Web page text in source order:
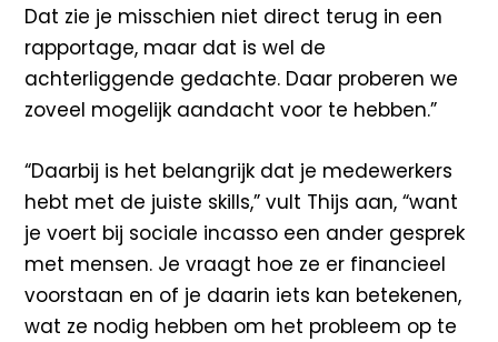
Dat zie je misschien niet direct terug in een
rapportage, maar dat is wel de
achterliggende gedachte. Daar proberen we
zoveel mogelijk aandacht voor te hebben.”
“Daarbij is het belangrijk dat je medewerkers
hebt met de juiste skills,” vult Thijs aan, “want
je voert bij sociale incasso een ander gesprek
met mensen. Je vraagt hoe ze er financieel
voorstaan en of je daarin iets kan betekenen,
wat ze nodig hebben om het probleem op te